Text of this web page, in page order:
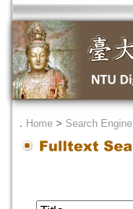
． Home > Search Engine